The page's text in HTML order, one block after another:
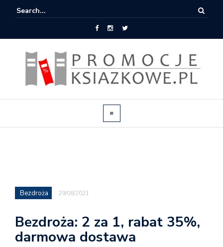
Bezdroża 29/08/2021
Bezdroża: 2 za 1, rabat 35%,
darmowa dostawa